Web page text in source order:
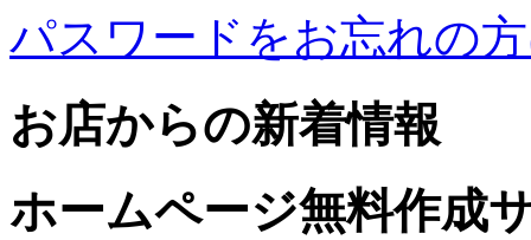
パスワードをお忘れの
お店からの新着情報
ホームページ無料作成